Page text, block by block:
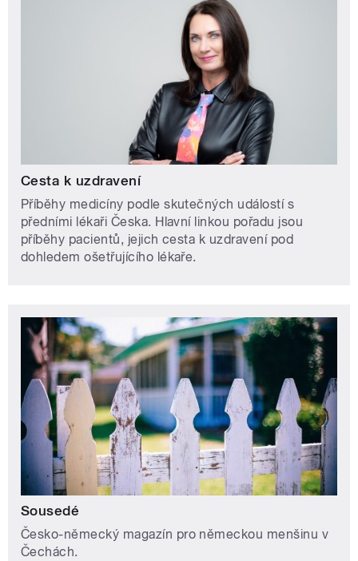
Cesta k uzdravení
Příběhy medicíny podle skutečných událostí s
předními lékaři Česka. Hlavní linkou pořadu jsou
příběhy pacientů, jejich cesta k uzdravení pod
dohledem ošetřujícího lékaře.
Sousedé
Česko-německý magazín pro německou menšinu v
Čechách.